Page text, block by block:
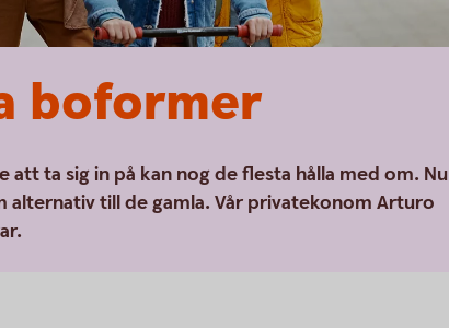
boformer
ta sig in på kan nog de flesta hålla med om. Nu
till de gamla. Vår privatekonom Arturo